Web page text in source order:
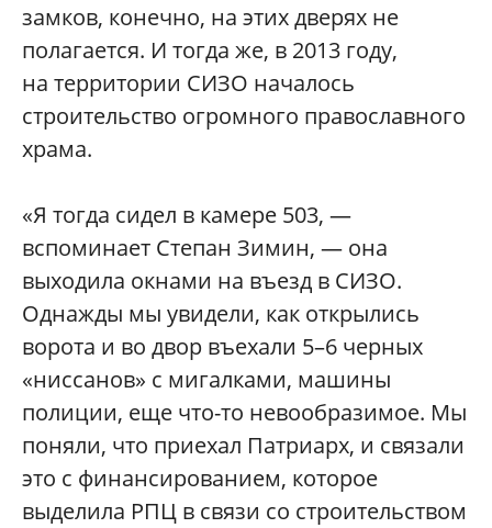
замков, конечно, на этих дверях не
полагается. И тогда же, в 2013 году,
на территории СИЗО началось
строительство огромного православного
храма.
«Я тогда сидел в камере 503, —
вспоминает Степан Зимин, — она
выходила окнами на въезд в СИЗО.
Однажды мы увидели, как открылись
ворота и во двор въехали 5–6 черных
«ниссанов» с мигалками, машины
полиции, еще что-то невообразимое. Мы
поняли, что приехал Патриарх, и связали
это с финансированием, которое
выделила РПЦ в связи со строительством